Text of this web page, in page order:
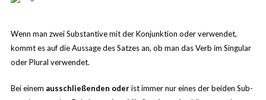
Wenn man zwei Sub­stan­tive mit der Kon­junk­tion oder ver­wen­det,
kommt es auf die Aus­sage des Sat­zes an, ob man das Verb im Sin­gu­lar
oder Plu­ral verwendet.
Bei einem aus­schlie­ßen­den oderist immer nur eines der bei­den Sub­